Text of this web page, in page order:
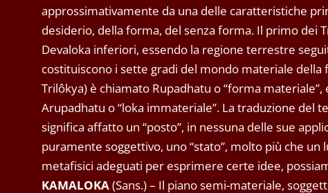
approssimativamente da una delle caratteristiche
desiderio, della forma, del senza forma. Il primo dei
Devaloka inferiori, essendo la regione terrestre
costituiscono i sette gradi del mondo materiale
Trilôkya) è chiamato Rupadhatu o “forma
Arupadhatu o “loka immateriale”. La traduzione del
significa affatto un “posto”, in nessuna delle sue
puramente soggettivo, uno “stato”, molto più che
metafisici adeguati per esprimere certe idee,
KAMALOKA(Sans.) – Il piano semi-materiale,